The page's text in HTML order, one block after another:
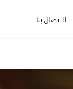
الاتصال بنا